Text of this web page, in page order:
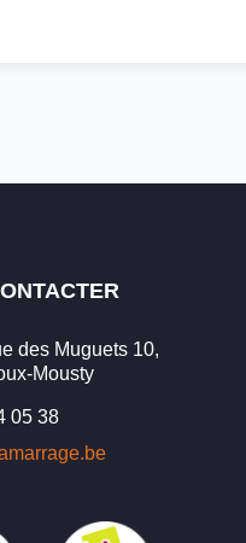
des Muguets 10,
Mousty
05 38